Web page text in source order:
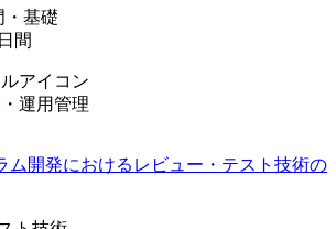
・基礎
間
運用管理
ム開発におけるレビュー・テスト技術の